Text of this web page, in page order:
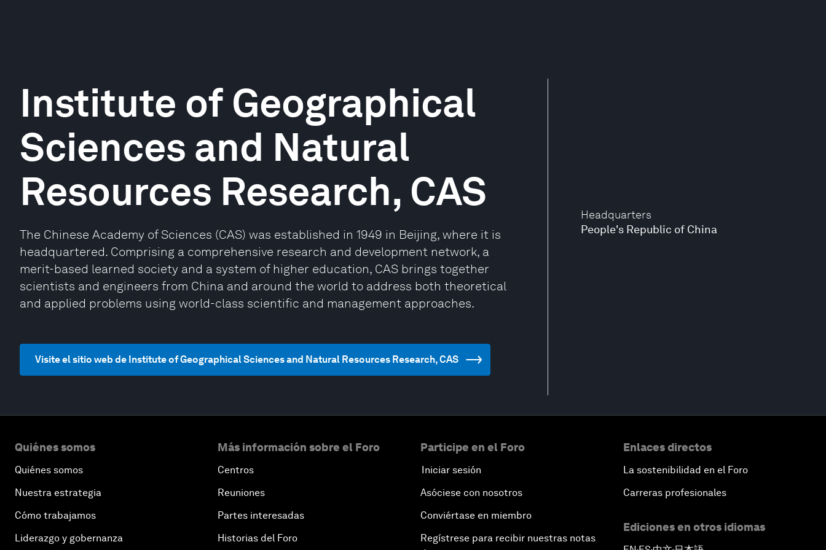
Headquarters
People's Republic of China
Institute of Geographical
Sciences and Natural
Resources Research, CAS
The Chinese Academy of Sciences (CAS) was established in 1949 in Beijing, where it is
headquartered. Comprising a comprehensive research and development network, a
merit-based learned society and a system of higher education, CAS brings together
scientists and engineers from China and around the world to address both theoretical
and applied problems using world-class scientific and management approaches.
Visite el sitio web de Institute of Geographical Sciences and Natural Resources Research, CAS
Quiénes somos
Quiénes somos
Nuestra estrategia
Cómo trabajamos
Liderazgo y gobernanza
Más información sobre el Foro
Centros
Reuniones
Partes interesadas
Historias del Foro
Participe en el Foro
Iniciar sesión
Asóciese con nosotros
Conviértase en miembro
Regístrese para recibir nuestras notas
Enlaces directos
La sostenibilidad en el Foro
Carreras profesionales
Ediciones en otros idiomas